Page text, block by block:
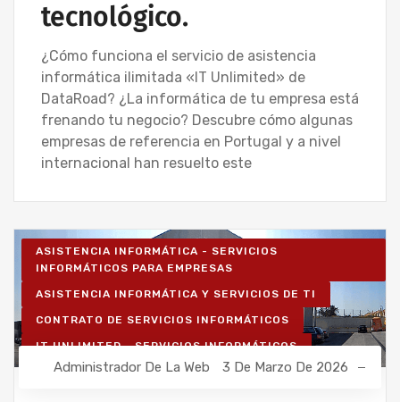
tecnológico.
¿Cómo funciona el servicio de asistencia
informática ilimitada «IT Unlimited» de
DataRoad? ¿La informática de tu empresa está
frenando tu negocio? Descubre cómo algunas
empresas de referencia en Portugal y a nivel
internacional han resuelto este
ASISTENCIA INFORMÁTICA - SERVICIOS
INFORMÁTICOS PARA EMPRESAS
ASISTENCIA INFORMÁTICA Y SERVICIOS DE TI
CONTRATO DE SERVICIOS INFORMÁTICOS
IT UNLIMITED - SERVICIOS INFORMÁTICOS
MANTENIMIENTO INFORMÁTICO PARA EMPRESAS
Administrador De La Web 3 De Marzo De 2026